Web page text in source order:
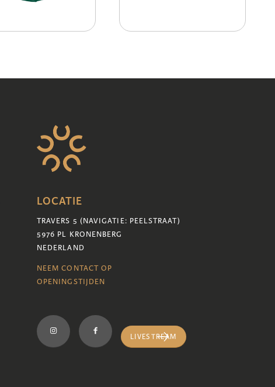
LOCATIE
TRAVERS 5 (NAVIGATIE: PEELSTRAAT)
5976 PL KRONENBERG
NEDERLAND
NEEM CONTACT OP
OPENINGSTIJDEN
LIVESTREAM